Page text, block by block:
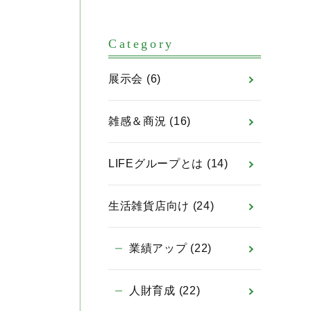
Category
展示会 (6)
雑感＆商況 (16)
LIFEグループとは (14)
生活雑貨店向け (24)
業績アップ (22)
人財育成 (22)